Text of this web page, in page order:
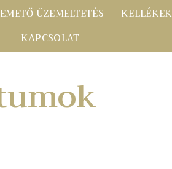
ÜZEMELTETÉS KELLÉKEK
KAPCSOLAT